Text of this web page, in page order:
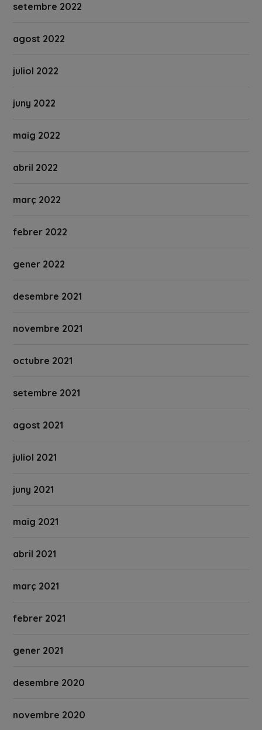
setembre 2022
agost 2022
juliol 2022
juny 2022
maig 2022
abril 2022
març 2022
febrer 2022
gener 2022
desembre 2021
novembre 2021
octubre 2021
setembre 2021
agost 2021
juliol 2021
juny 2021
maig 2021
abril 2021
març 2021
febrer 2021
gener 2021
desembre 2020
novembre 2020